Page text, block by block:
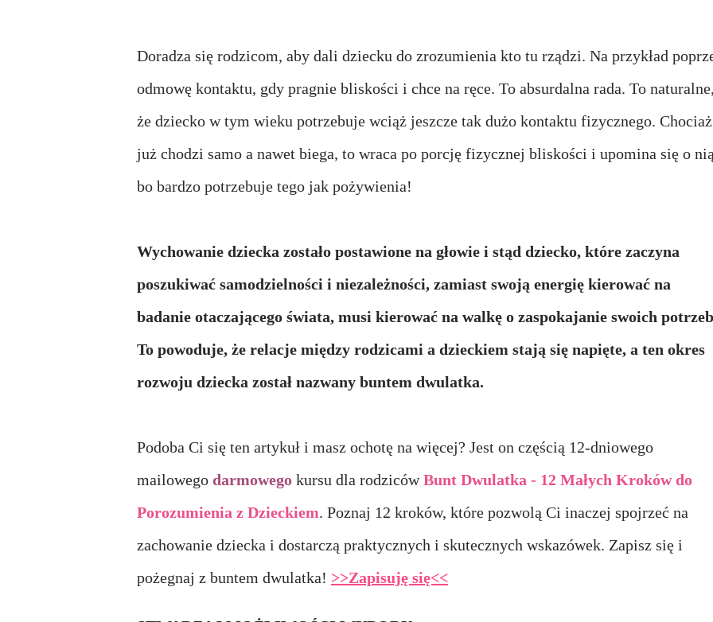
Doradza się rodzicom, aby dali dziecku do zrozumienia kto tu rządzi. Na przykład
odmowę kontaktu, gdy pragnie bliskości i chce na ręce. To absurdalna rada. To
że dziecko w tym wieku potrzebuje wciąż jeszcze tak dużo kontaktu fizycznego. Chociaż
już chodzi samo a nawet biega, to wraca po porcję fizycznej bliskości i upomina się o
bo bardzo potrzebuje tego jak pożywienia!
Wychowanie dziecka zostało postawione na głowie i stąd dziecko, które zaczyna
poszukiwać samodzielności i niezależności, zamiast swoją energię kierować na
badanie otaczającego świata, musi kierować na walkę o zaspokajanie swoich
To powoduje, że relacje między rodzicami a dzieckiem stają się napięte, a ten okres
rozwoju dziecka został nazwany buntem dwulatka.
Podoba Ci się ten artykuł i masz ochotę na więcej? Jest on częścią 12-dniowego
mailowego darmowego kursu dla rodzicówBunt Dwulatka - 12 Małych Kroków do
Porozumienia z Dzieckiem. Poznaj 12 kroków, które pozwolą Ci inaczej spojrzeć na
zachowanie dziecka i dostarczą praktycznych i skutecznych wskazówek. Zapisz się i
pożegnaj z buntem dwulatka! >>Zapisuję się<<